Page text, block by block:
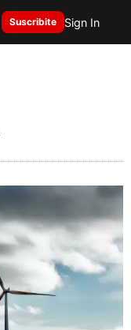
Suscribite Sign In